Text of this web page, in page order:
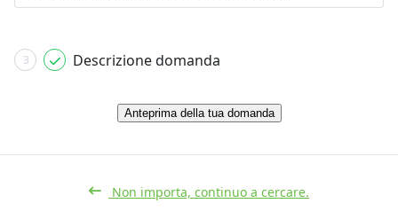
3 Descrizione domanda
Anteprima della tua domanda
Non importa, continuo a cercare.